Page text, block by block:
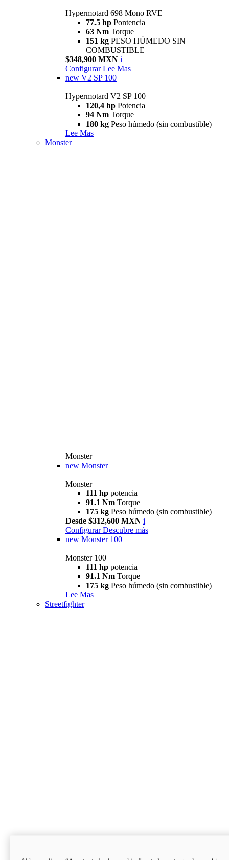
Hypermotard 698 Mono RVE
77.5 hp Pontencia
63 Nm Torque
151 kg PESO HÚMEDO SIN
COMBUSTIBLE
$348,900 MXN i
Configurar Lee Mas
new V2 SP 100
Hypermotard V2 SP 100
120,4 hp Potencia
94 Nm Torque
180 kg Peso húmedo (sin combustible)
Lee Mas
Monster
Monster
new Monster
Monster
111 hp potencia
91.1 Nm Torque
175 kg Peso húmedo (sin combustible)
Desde $312,600 MXN i
Configurar Descubre más
new Monster 100
Monster 100
111 hp potencia
91.1 Nm Torque
175 kg Peso húmedo (sin combustible)
Lee Mas
Streetfighter